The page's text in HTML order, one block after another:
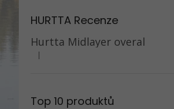
HURTTA Recenze
Hurtta Midlayer overal
Hodnocení produktu je 5 z 5 hvězdiček.
|
Top 10 produktů